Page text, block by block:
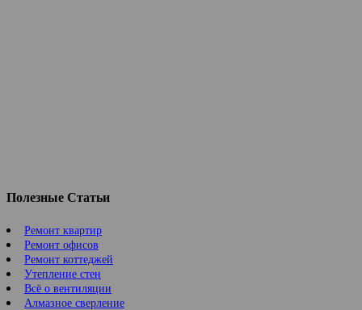
Полезные Статьи
Ремонт квартир
Ремонт офисов
Ремонт коттеджей
Утепление стен
Всё о вентиляции
Алмазное сверление